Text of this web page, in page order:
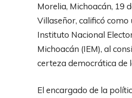
Morelia, Michoacán, 19
Villaseñor, calificó
Instituto Nacional
Michoacán (IEM), al
certeza democrática de
El encargado de la